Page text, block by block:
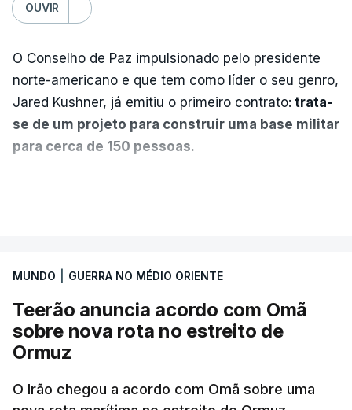
OUVIR
O Conselho de Paz impulsionado pelo presidente
norte-americano e que tem como líder o seu genro,
Jared Kushner, já emitiu o primeiro contrato: trata-
se de um projeto para construir uma base militar
para cerca de 150 pessoas.
que já colaborou com a Administração norte-
americana em projetos no Médio Oriente,
nomeadamente no Iraque.
militar deverá ficar nos 60 por cento de
MUNDO GUERRA NO MÉDIO ORIENTE
Teerão anuncia acordo com Omã
sobre nova rota no estreito de
Ormuz
O Irão chegou a acordo com Omã sobre uma